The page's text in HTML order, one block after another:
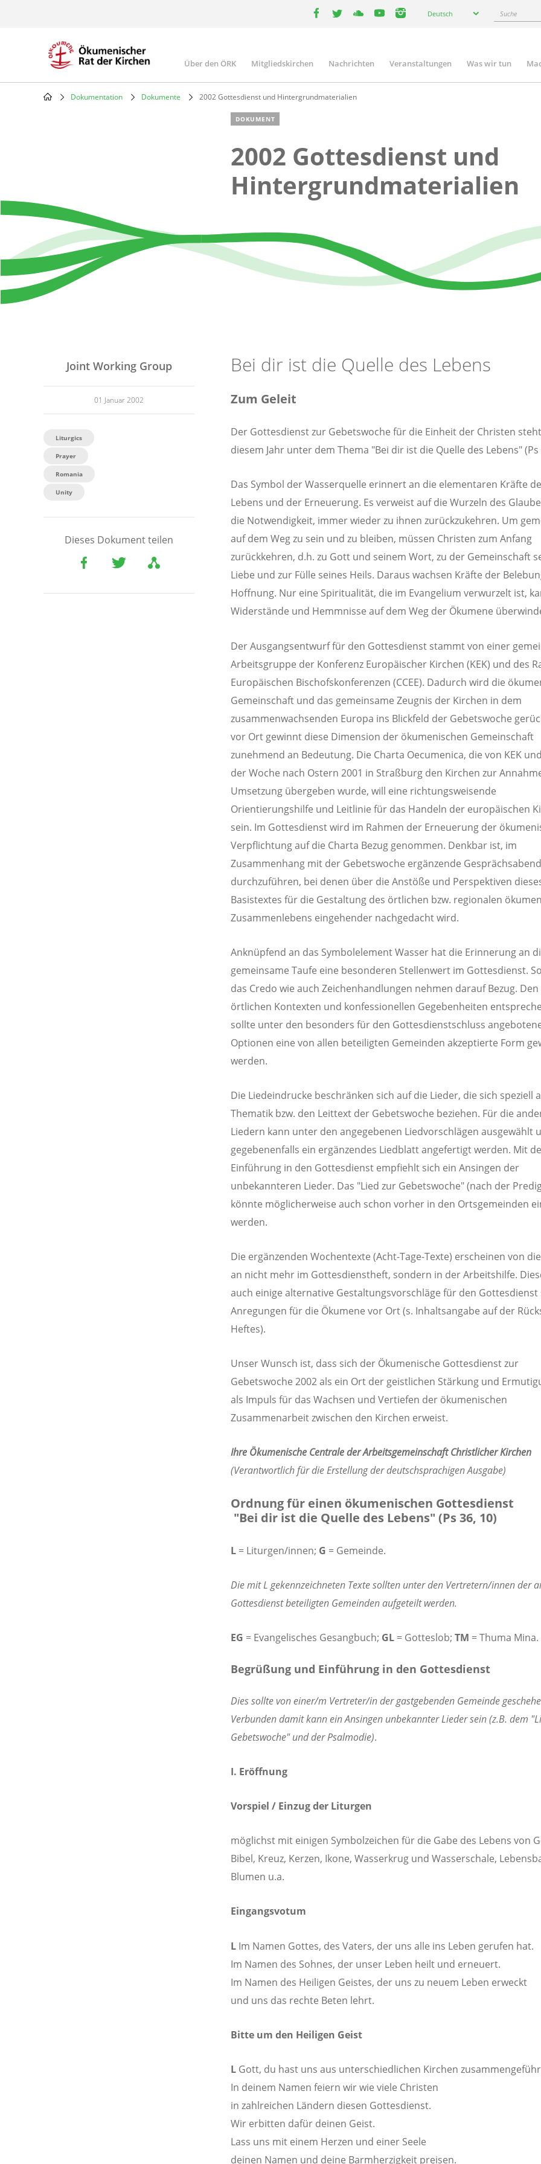
Deutsch Suche
Main
navigation
Über den ÖRK Mitgliedskirchen Nachrichten Veranstaltungen Was wir tun
Dokumentation Dokumente 2002 Gottesdienst und Hintergrundmaterialien
DOKUMENT
2002 Gottesdienst und
Hintergrundmaterialien
Joint Working Group
01 Januar 2002
Liturgics
Prayer
Romania
Unity
Dieses Dokument teilen
Bei dir ist die Quelle des Lebens
Zum Geleit
Der Gottesdienst zur Gebetswoche für die Einheit der Christen
diesem Jahr unter dem Thema "Bei dir ist die Quelle des Lebens" (Ps
Das Symbol der Wasserquelle erinnert an die elementaren Kräfte
Lebens und der Erneuerung. Es verweist auf die Wurzeln des
die Notwendigkeit, immer wieder zu ihnen zurückzukehren. Um
auf dem Weg zu sein und zu bleiben, müssen Christen zum Anfang
zurückkehren, d.h. zu Gott und seinem Wort, zu der Gemeinschaft
Liebe und zur Fülle seines Heils. Daraus wachsen Kräfte der
Hoffnung. Nur eine Spiritualität, die im Evangelium verwurzelt ist,
Widerstände und Hemmnisse auf dem Weg der Ökumene
Der Ausgangsentwurf für den Gottesdienst stammt von einer
Arbeitsgruppe der Konferenz Europäischer Kirchen (KEK) und des
Europäischen Bischofskonferenzen (CCEE). Dadurch wird die
Gemeinschaft und das gemeinsame Zeugnis der Kirchen in dem
zusammenwachsenden Europa ins Blickfeld der Gebetswoche
vor Ort gewinnt diese Dimension der ökumenischen Gemeinschaft
zunehmend an Bedeutung. Die Charta Oecumenica, die von KEK und
der Woche nach Ostern 2001 in Straßburg den Kirchen zur
Umsetzung übergeben wurde, will eine richtungsweisende
Orientierungshilfe und Leitlinie für das Handeln der europäischen
sein. Im Gottesdienst wird im Rahmen der Erneuerung der
Verpflichtung auf die Charta Bezug genommen. Denkbar ist, im
Zusammenhang mit der Gebetswoche ergänzende
durchzuführen, bei denen über die Anstöße und Perspektiven
Basistextes für die Gestaltung des örtlichen bzw. regionalen
Zusammenlebens eingehender nachgedacht wird.
Anknüpfend an das Symbolelement Wasser hat die Erinnerung an
gemeinsame Taufe eine besonderen Stellenwert im Gottesdienst.
das Credo wie auch Zeichenhandlungen nehmen darauf Bezug. Den
örtlichen Kontexten und konfessionellen Gegebenheiten
sollte unter den besonders für den Gottesdienstschluss
Optionen eine von allen beteiligten Gemeinden akzeptierte Form
werden.
Die Liedeindrucke beschränken sich auf die Lieder, die sich speziell
Thematik bzw. den Leittext der Gebetswoche beziehen. Für die
Liedern kann unter den angegebenen Liedvorschlägen ausgewählt
gegebenenfalls ein ergänzendes Liedblatt angefertigt werden. Mit
Einführung in den Gottesdienst empfiehlt sich ein Ansingen der
unbekannteren Lieder. Das "Lied zur Gebetswoche" (nach der
könnte möglicherweise auch schon vorher in den Ortsgemeinden
werden.
Die ergänzenden Wochentexte (Acht-Tage-Texte) erscheinen von
an nicht mehr im Gottesdienstheft, sondern in der Arbeitshilfe.
auch einige alternative Gestaltungsvorschläge für den Gottesdienst
Anregungen für die Ökumene vor Ort (s. Inhaltsangabe auf der
Heftes).
Unser Wunsch ist, dass sich der Ökumenische Gottesdienst zur
Gebetswoche 2002 als ein Ort der geistlichen Stärkung und
als Impuls für das Wachsen und Vertiefen der ökumenischen
Zusammenarbeit zwischen den Kirchen erweist.
Ihre Ökumenische Centrale der Arbeitsgemeinschaft Christlicher Kirchen
(Verantwortlich für die Erstellung der deutschsprachigen Ausgabe)
Ordnung für einen ökumenischen Gottesdienst
"Bei dir ist die Quelle des Lebens" (Ps 36, 10)
L = Liturgen/innen; G = Gemeinde.
Die mit L gekennzeichneten Texte sollten unter den Vertretern/innen der
Gottesdienst beteiligten Gemeinden aufgeteilt werden.
EG = Evangelisches Gesangbuch; GL = Gotteslob; TM = Thuma Mina.
Begrüßung und Einführung in den Gottesdienst
Dies sollte von einer/m Vertreter/in der gastgebenden Gemeinde
Verbunden damit kann ein Ansingen unbekannter Lieder sein (z.B. dem
Gebetswoche" und der Psalmodie).
I. Eröffnung
Vorspiel / Einzug der Liturgen
möglichst mit einigen Symbolzeichen für die Gabe des Lebens von
Bibel, Kreuz, Kerzen, Ikone, Wasserkrug und Wasserschale,
Blumen u.a.
Eingangsvotum
L Im Namen Gottes, des Vaters, der uns alle ins Leben gerufen hat.
Im Namen des Sohnes, der unser Leben heilt und erneuert.
Im Namen des Heiligen Geistes, der uns zu neuem Leben erweckt
und uns das rechte Beten lehrt.
Bitte um den Heiligen Geist
L Gott, du hast uns aus unterschiedlichen Kirchen
In deinem Namen feiern wir wie viele Christen
in zahlreichen Ländern diesen Gottesdienst.
Wir erbitten dafür deinen Geist.
Lass uns mit einem Herzen und einer Seele
deinen Namen und deine Barmherzigkeit preisen.